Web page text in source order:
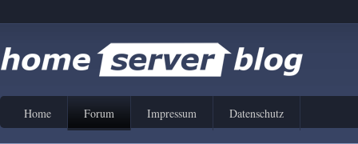
Home Forum Impressum Datenschutz